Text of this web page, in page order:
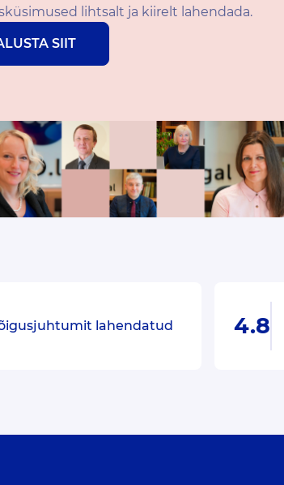
lihtsalt ja kiirelt lahendada.
SIIT
lahendatud 4.8